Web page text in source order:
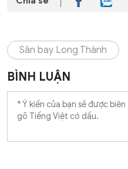
Sân bay Long Thành
BÌNH LUẬN